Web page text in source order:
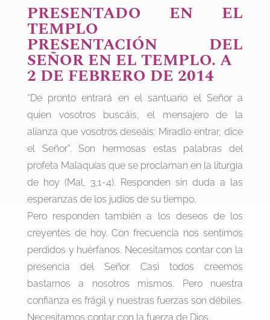
PRESENTADO EN EL
TEMPLO
PRESENTACIÓN DEL
SEÑOR EN EL TEMPLO. A
2 DE FEBRERO DE 2014
“De pronto entrará en el santuario el Señor a
quien vosotros buscáis, el mensajero de la
alianza que vosotros deseáis: Miradlo entrar, dice
el Señor”. Son hermosas estas palabras del
profeta Malaquías que se proclaman en la liturgia
de hoy (Mal, 3,1-4). Responden sin duda a las
esperanzas de los judíos de su tiempo.
Pero responden también a los deseos de los
creyentes de hoy. Con frecuencia nos sentimos
perdidos y huérfanos. Necesitamos contar con la
presencia del Señor. Casi todos creemos
bastarnos a nosotros mismos. Pero nuestra
confianza es frágil y nuestras fuerzas son débiles.
Necesitamos contar con la fuerza de Dios.